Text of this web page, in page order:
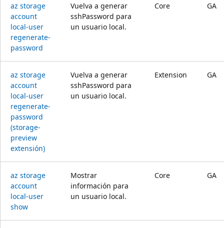
az storage
account
local-user
regenerate-
password
Vuelva a generar
sshPassword para
un usuario local.
Core GA
az storage
account
local-user
regenerate-
password
(storage-
preview
extensión)
Vuelva a generar
sshPassword para
un usuario local.
Extension GA
az storage
account
local-user
show
Mostrar
información para
un usuario local.
Core GA